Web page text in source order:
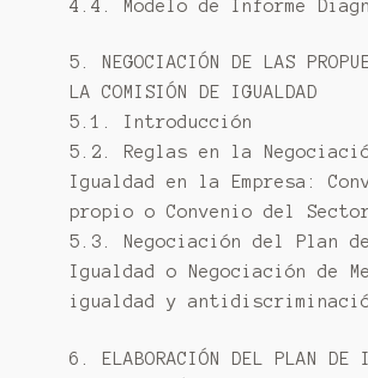
4.4. Modelo de Informe
5. NEGOCIACIÓN DE LAS
LA COMISIÓN DE IGUALDAD
5.1. Introducción
5.2. Reglas en la
Igualdad en la Empresa:
propio o Convenio del
5.3. Negociación del Plan de
Igualdad o Negociación de
igualdad y
6. ELABORACIÓN DEL PLAN DE